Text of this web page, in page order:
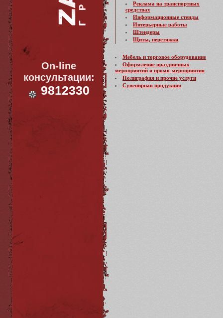
On-line
консультации:
9812330
Реклама на транспортных
средствах
Информационные стенды
Интерьерные работы
Штендеры
Щиты, перетяжки
Мебель и торговое оборудование
Оформление праздничных
мероприятий и промо-мероприятия
Полиграфия и прочие услуги
Сувенирная продукция